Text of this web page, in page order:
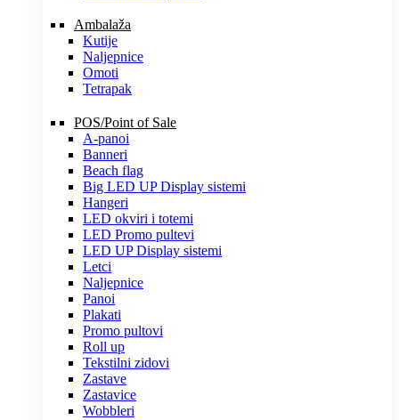
Ambalaža
Kutije
Naljepnice
Omoti
Tetrapak
POS/Point of Sale
A-panoi
Banneri
Beach flag
Big LED UP Display sistemi
Hangeri
LED okviri i totemi
LED Promo pultevi
LED UP Display sistemi
Letci
Naljepnice
Panoi
Plakati
Promo pultovi
Roll up
Tekstilni zidovi
Zastave
Zastavice
Wobbleri